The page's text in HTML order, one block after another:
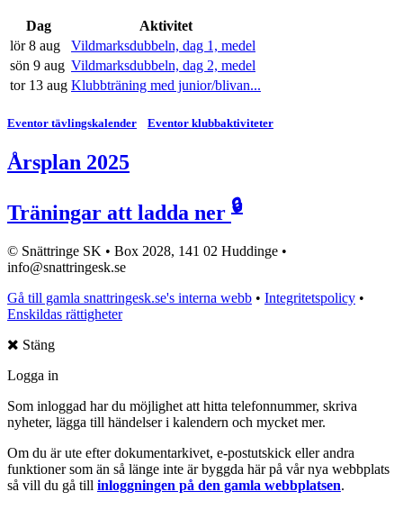
Dag
Aktivitet
lör 8 aug
Vildmarksdubbeln, dag 1, medel
sön 9 aug Vildmarksdubbeln, dag 2, medel
tor 13 aug Klubbträning med junior/blivan...
Eventor tävlingskalender Eventor klubbaktiviteter
Årsplan 2025
Träningar att ladda ner 🔒
© Snättringe SK • Box 2028, 141 02 Huddinge •
info@snattringesk.se
Gå till gamla snattringesk.se's interna webb • Integritetspolicy •
Enskildas rättigheter
Stäng
Logga in
Som inloggad har du möjlighet att hitta telefonnummer, skriva
nyheter, lägga till händelser i kalendern och mycket mer.
Om du är ute efter dokumentarkivet, e-postutskick eller andra
funktioner som än så länge inte är byggda här på vår nya webbplats
så vill du gå till inloggningen på den gamla webbplatsen.